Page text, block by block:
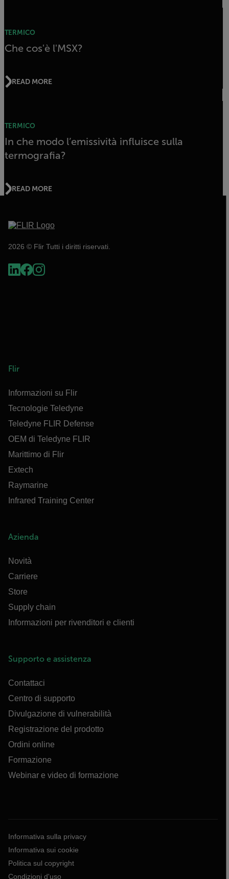
TERMICO
Che cos'è l'MSX?
READ MORE
TERMICO
In che modo l’emissività influisce sulla
termografia?
READ MORE
2026 © Flir Tutti i diritti riservati.
Flir
Informazioni su Flir
Tecnologie Teledyne
Teledyne FLIR Defense
OEM di Teledyne FLIR
Marittimo di Flir
Extech
Raymarine
Infrared Training Center
Azienda
Novità
Carriere
Store
Supply chain
Informazioni per rivenditori e clienti
Supporto e assistenza
Contattaci
Centro di supporto
Divulgazione di vulnerabilità
Registrazione del prodotto
Ordini online
Formazione
Webinar e video di formazione
Informativa sulla privacy
Informativa sui cookie
Politica sul copyright
Condizioni d'uso